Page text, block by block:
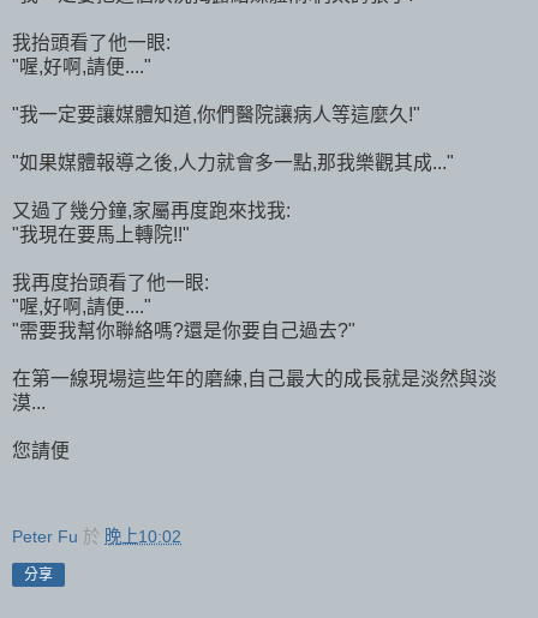
我抬頭看了他一眼:
"喔,好啊,請便...."
"我一定要讓媒體知道,你們醫院讓病人等這麼久!"
"如果媒體報導之後,人力就會多一點,那我樂觀其成..."
又過了幾分鐘,家屬再度跑來找我:
"我現在要馬上轉院!!"
我再度抬頭看了他一眼:
"喔,好啊,請便...."
"需要我幫你聯絡嗎?還是你要自己過去?"
在第一線現場這些年的磨練,自己最大的成長就是淡然與淡
漠...
您請便
Peter Fu 於 晚上10:02
分享